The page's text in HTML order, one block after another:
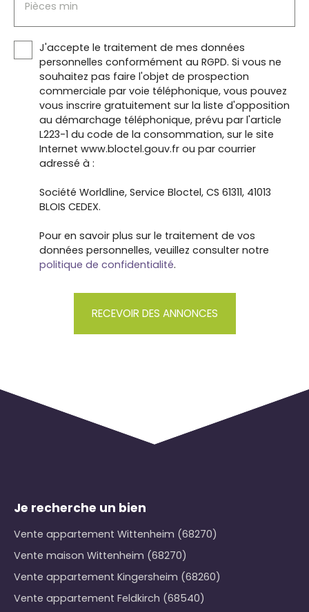
fonds de commerce • Non détention de fonds •
Mandat n° 557 • Honoraires à la charge exclusive
du vendeur.
Pièces min
J'accepte le traitement de mes données
personnelles conformément au RGPD. Si vous ne
souhaitez pas faire l'objet de prospection
commerciale par voie téléphonique, vous pouvez
vous inscrire gratuitement sur la liste d'opposition
au démarchage téléphonique, prévu par l'article
L223-1 du code de la consommation, sur le site
Internet www.bloctel.gouv.fr ou par courrier
adressé à :
Société Worldline, Service Bloctel, CS 61311, 41013
BLOIS CEDEX.
Pour en savoir plus sur le traitement de vos
données personnelles, veuillez consulter notre
politique de confidentialité.
RECEVOIR DES ANNONCES
Je recherche un bien
Vente appartement Wittenheim (68270)
Vente maison Wittenheim (68270)
Vente appartement Kingersheim (68260)
Vente appartement Feldkirch (68540)